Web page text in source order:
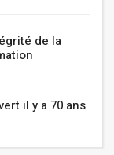
de la
il y a 70 ans